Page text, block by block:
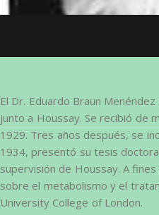
El Dr. Eduardo Braun
junto a Houssay. Se recibió de
1929. Tres años después, se
1934, presentó su tesis
supervisión de Houssay. A
sobre el metabolismo y el
University College of London.